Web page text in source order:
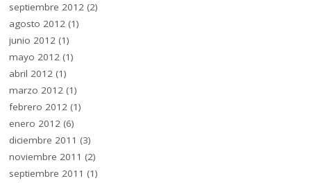
septiembre 2012 (2)
agosto 2012 (1)
junio 2012 (1)
mayo 2012 (1)
abril 2012 (1)
marzo 2012 (1)
febrero 2012 (1)
enero 2012 (6)
diciembre 2011 (3)
noviembre 2011 (2)
septiembre 2011 (1)